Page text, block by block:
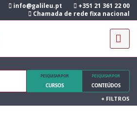
info@galileu.pt
+351 21 361 22 00
Chamada de rede fixa nacional
PESQUISAR POR
CURSOS
PESQUISAR POR
CONTEÚDOS
+ FILTROS